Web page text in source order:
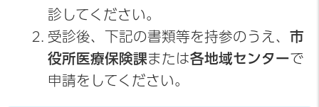
診してください。
受診後、下記の書類等を持参のうえ、 市
役所医療保険課または各地域センターで
申請をしてください。